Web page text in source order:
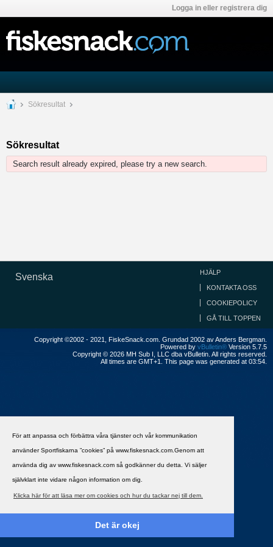
För att anpassa och förbättra våra tjänster och vår kommunikation
använder Sportfiskarna ”cookies” på www.fiskesnack.com.Genom att
använda dig av www.fiskesnack.com så godkänner du detta. Vi säljer
självklart inte vidare någon information om dig.
Klicka här för att läsa mer om cookies och hur du tackar nej till dem.
Det är okej
Logga in eller registrera dig
Sökresultat
Sökresultat
Search result already expired, please try a new search.
Svenska HJÄLP
KONTAKTA OSS
COOKIEPOLICY
GÅ TILL TOPPEN
Copyright ©2002 - 2021, FiskeSnack.com. Grundad 2002 av Anders Bergman.
Powered by vBulletin® Version 5.7.5
Copyright © 2026 MH Sub I, LLC dba vBulletin. All rights reserved.
All times are GMT+1. This page was generated at 03:54.